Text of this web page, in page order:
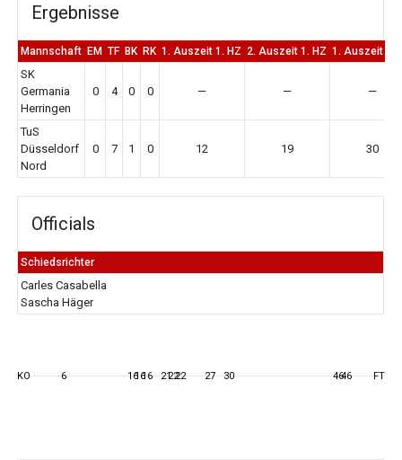
Ergebnisse
Mannschaft EM TF BK RK 1. Auszeit 1. HZ 2. Auszeit 1. HZ 1. Auszeit 2.
SK
Germania
Herringen
0 4 0 0 — — —
TuS
Düsseldorf
Nord
0 7 1 0 12 19 30
Officials
Schiedsrichter
Carles Casabella
Sascha Häger
KO 6 161616 212222 27 30 4646 FT